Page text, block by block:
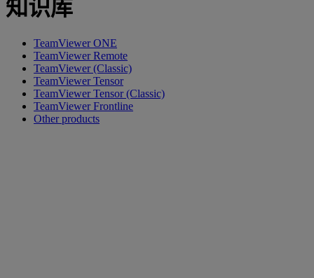
知识库
TeamViewer ONE
TeamViewer Remote
TeamViewer (Classic)
TeamViewer Tensor
TeamViewer Tensor (Classic)
TeamViewer Frontline
Other products